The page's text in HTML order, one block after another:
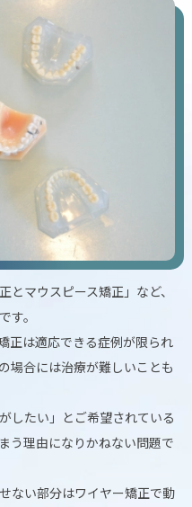
マウスピース矯正」など、
す。
正は適応できる症例が限られ
場合には治療が難しいことも
したい」とご希望されている
う理由になりかねない問題で
ない部分はワイヤー矯正で動